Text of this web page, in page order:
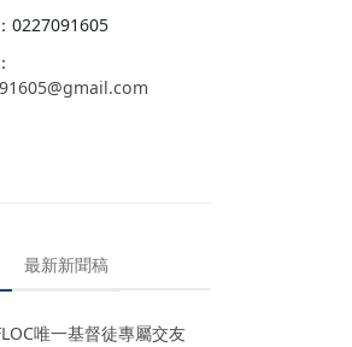
0227091605
最新新聞稿
唯一基督徒專屬交友